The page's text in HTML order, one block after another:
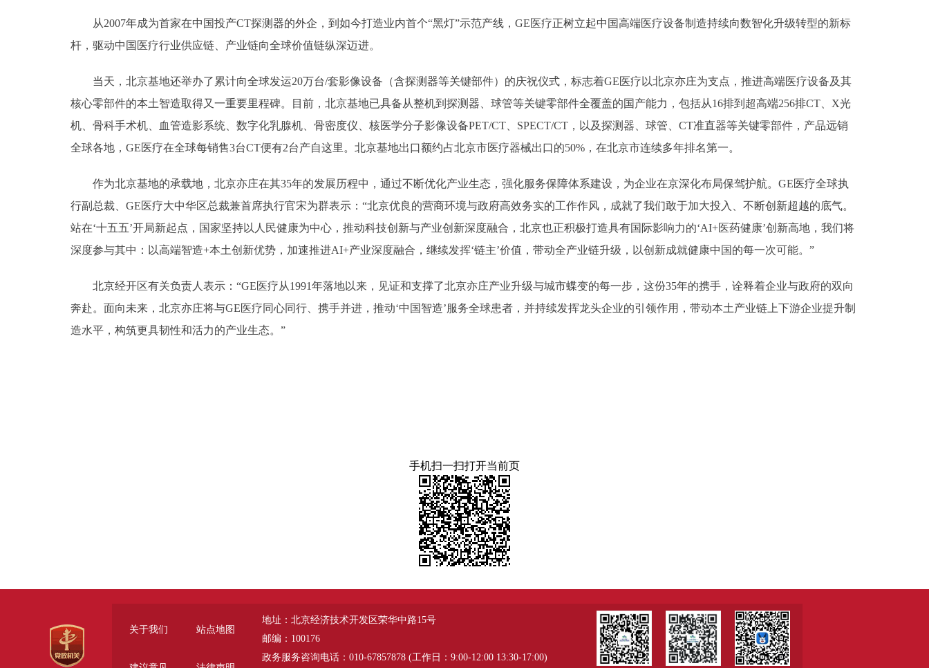
从2007年成为首家在中国投产CT探测器的外企，到如今打造业内首个“黑灯”示范产线，GE医疗正树立起中国高端医疗设备制造持续向数智化升级转型的新标
杆，驱动中国医疗行业供应链、产业链向全球价值链纵深迈进。
当天，北京基地还举办了累计向全球发运20万台/套影像设备（含探测器等关键部件）的庆祝仪式，标志着GE医疗以北京亦庄为支点，推进高端医疗设备及其
核心零部件的本土智造取得又一重要里程碑。目前，北京基地已具备从整机到探测器、球管等关键零部件全覆盖的国产能力，包括从16排到超高端256排CT、X光
机、骨科手术机、血管造影系统、数字化乳腺机、骨密度仪、核医学分子影像设备PET/CT、SPECT/CT，以及探测器、球管、CT准直器等关键零部件，产品远销
全球各地，GE医疗在全球每销售3台CT便有2台产自这里。北京基地出口额约占北京市医疗器械出口的50%，在北京市连续多年排名第一。
作为北京基地的承载地，北京亦庄在其35年的发展历程中，通过不断优化产业生态，强化服务保障体系建设，为企业在京深化布局保驾护航。GE医疗全球执
行副总裁、GE医疗大中华区总裁兼首席执行官宋为群表示：“北京优良的营商环境与政府高效务实的工作作风，成就了我们敢于加大投入、不断创新超越的底气。
站在‘十五五’开局新起点，国家坚持以人民健康为中心，推动科技创新与产业创新深度融合，北京也正积极打造具有国际影响力的‘AI+医药健康’创新高地，我们将
深度参与其中：以高端智造+本土创新优势，加速推进AI+产业深度融合，继续发挥‘链主’价值，带动全产业链升级，以创新成就健康中国的每一次可能。”
北京经开区有关负责人表示：“GE医疗从1991年落地以来，见证和支撑了北京亦庄产业升级与城市蝶变的每一步，这份35年的携手，诠释着企业与政府的双向
奔赴。面向未来，北京亦庄将与GE医疗同心同行、携手并进，推动‘中国智造’服务全球患者，并持续发挥龙头企业的引领作用，带动本土产业链上下游企业提升制
造水平，构筑更具韧性和活力的产业生态。”
手机扫一扫打开当前页
关于我们 站点地图
地址：北京经济技术开发区荣华中路15号
邮编：100176
政务服务咨询电话：010-67857878 (工作日：9:00-12:00 13:30-17:00)